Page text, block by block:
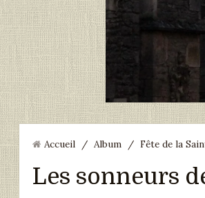
Accueil / Album / Fête de la
Les sonneurs